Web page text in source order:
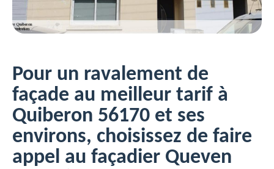
Pour un ravalement de
façade au meilleur tarif à
Quiberon 56170 et ses
environs, choisissez de faire
appel au façadier Queven